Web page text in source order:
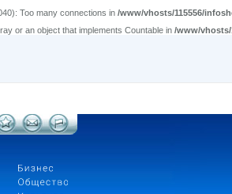
Too many connections in /www/vhosts/115556/
or an object that implements Countable in /www/